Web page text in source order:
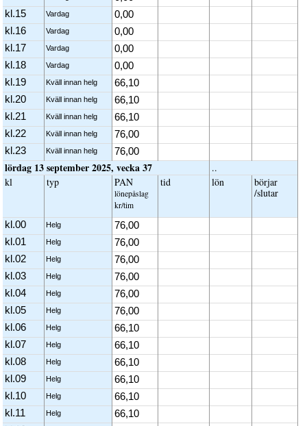
kl.15
Vardag
0,00
kl.16
Vardag
0,00
kl.17
Vardag
0,00
kl.18
Vardag
0,00
kl.19
Kväll innan helg
66,10
kl.20
Kväll innan helg
66,10
kl.21
Kväll innan helg
66,10
kl.22
Kväll innan helg
76,00
kl.23
Kväll innan helg 76,00
lördag 13 september 2025, vecka 37
..
kl
typ PAN
löne­påslag
kr/tim
tid lön
börjar
/slutar
kl.00 Helg
76,00
kl.01
Helg
76,00
kl.02
Helg
76,00
kl.03
Helg
76,00
kl.04
Helg
76,00
kl.05
Helg
76,00
kl.06
Helg
66,10
kl.07
Helg
66,10
kl.08
Helg
66,10
kl.09
Helg
66,10
kl.10
Helg
66,10
kl.11
Helg
66,10